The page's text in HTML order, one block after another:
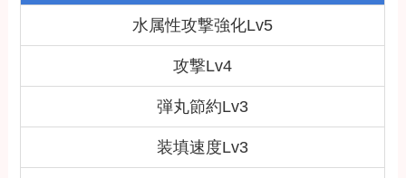
水属性攻撃強化Lv5
攻撃Lv4
弾丸節約Lv3
装填速度Lv3